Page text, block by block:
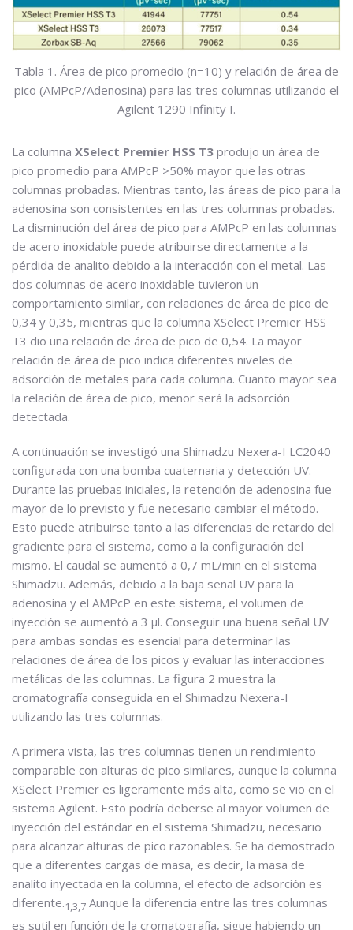
Tabla 1. Área de pico promedio (n=10) y relación de área de
pico (AMPcP/Adenosina) para las tres columnas utilizando el
Agilent 1290 Infinity I.
La columna XSelect Premier HSS T3 produjo un área de
pico promedio para AMPcP >50% mayor que las otras
columnas probadas. Mientras tanto, las áreas de pico para la
adenosina son consistentes en las tres columnas probadas.
La disminución del área de pico para AMPcP en las columnas
de acero inoxidable puede atribuirse directamente a la
pérdida de analito debido a la interacción con el metal. Las
dos columnas de acero inoxidable tuvieron un
comportamiento similar, con relaciones de área de pico de
0,34 y 0,35, mientras que la columna XSelect Premier HSS
T3 dio una relación de área de pico de 0,54. La mayor
relación de área de pico indica diferentes niveles de
adsorción de metales para cada columna. Cuanto mayor sea
la relación de área de pico, menor será la adsorción
detectada.
A continuación se investigó una Shimadzu Nexera-I LC2040
configurada con una bomba cuaternaria y detección UV.
Durante las pruebas iniciales, la retención de adenosina fue
mayor de lo previsto y fue necesario cambiar el método.
Esto puede atribuirse tanto a las diferencias de retardo del
gradiente para el sistema, como a la configuración del
mismo. El caudal se aumentó a 0,7 mL/min en el sistema
Shimadzu. Además, debido a la baja señal UV para la
adenosina y el AMPcP en este sistema, el volumen de
inyección se aumentó a 3 µl. Conseguir una buena señal UV
para ambas sondas es esencial para determinar las
relaciones de área de los picos y evaluar las interacciones
metálicas de las columnas. La figura 2 muestra la
cromatografía conseguida en el Shimadzu Nexera-I
utilizando las tres columnas.
A primera vista, las tres columnas tienen un rendimiento
comparable con alturas de pico similares, aunque la columna
XSelect Premier es ligeramente más alta, como se vio en el
sistema Agilent. Esto podría deberse al mayor volumen de
inyección del estándar en el sistema Shimadzu, necesario
para alcanzar alturas de pico razonables. Se ha demostrado
que a diferentes cargas de masa, es decir, la masa de
analito inyectada en la columna, el efecto de adsorción es
diferente.1,3,7 Aunque la diferencia entre las tres columnas
es sutil en función de la cromatografía, sigue habiendo un